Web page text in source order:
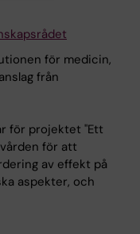
för medicin,
från
för projektet "Ett
för att
av effekt på
aspekter, och